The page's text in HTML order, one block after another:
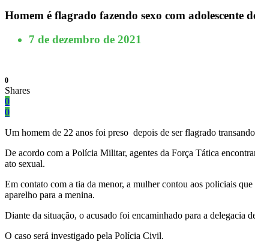
Homem é flagrado fazendo sexo com adolescente
7 de dezembro de 2021
0
Shares
0
0
Um homem de 22 anos foi preso depois de ser flagrado
De acordo com a Polícia Militar, agentes da Força Tática
ato sexual.
Em contato com a tia da menor, a mulher contou aos policiais
aparelho para a menina.
Diante da situação, o acusado foi encaminhado para a delegacia
O caso será investigado pela Polícia Civil.